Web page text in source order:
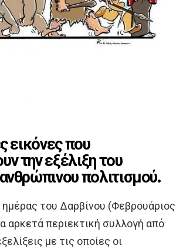
εικόνες που
την εξέλιξη του
πολιτισμού.
ημέρας του Δαρβίνου (Φεβρουάριος
αρκετά περιεκτική συλλογή από
με τις οποίες οι